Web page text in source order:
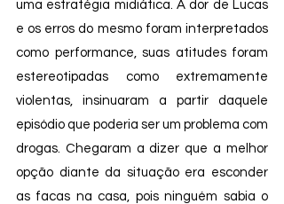
uma estratégia midiática. A dor de Lucas
e os erros do mesmo foram interpretados
como performance, suas atitudes foram
estereotipadas como extremamente
violentas, insinuaram a partir daquele
episódio que poderia ser um problema com
drogas. Chegaram a dizer que a melhor
opção diante da situação era esconder
as facas na casa, pois ninguém sabia o